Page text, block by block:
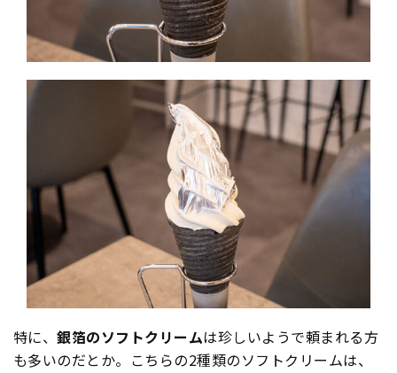
特に、銀箔のソフトクリームは珍しいようで頼まれる方
も多いのだとか。こちらの2種類のソフトクリームは、